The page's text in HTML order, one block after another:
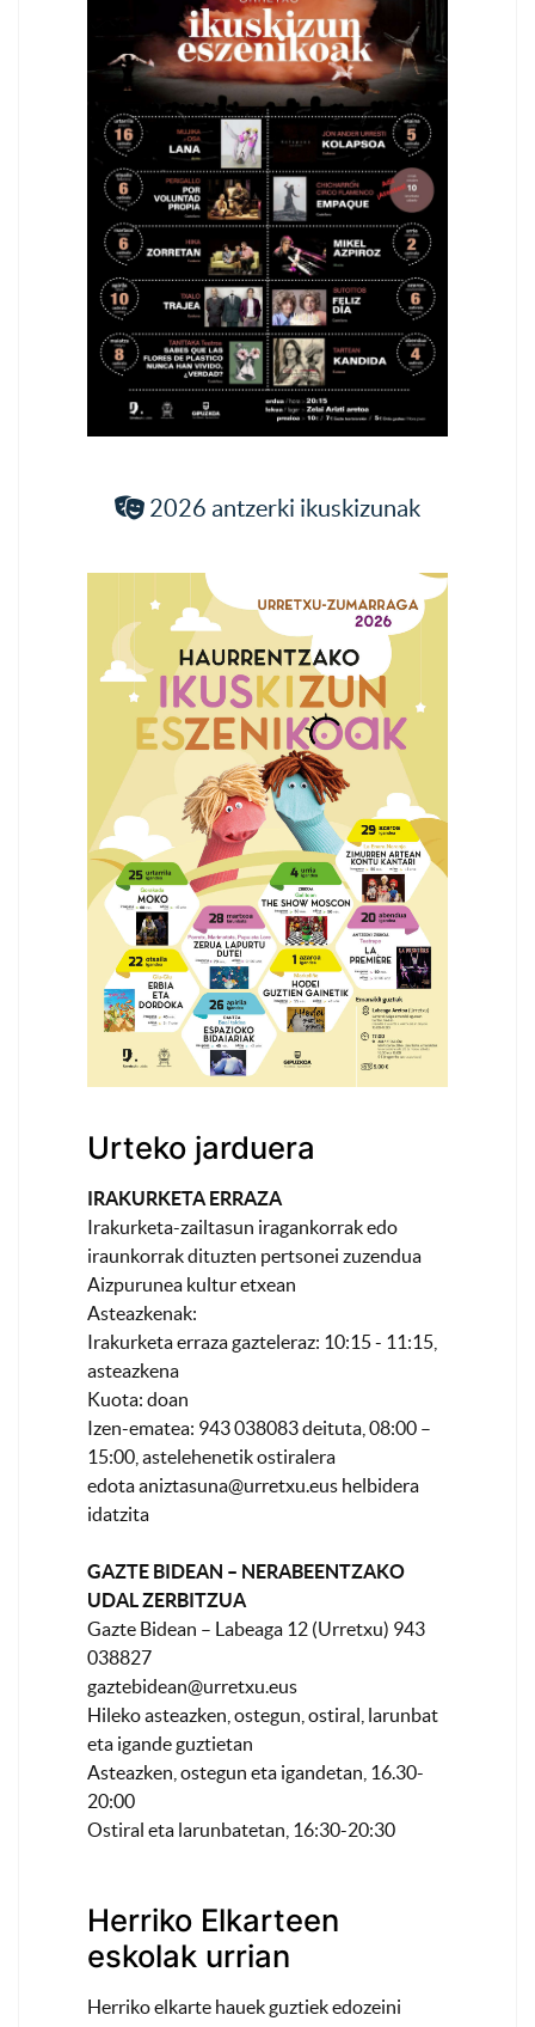
2026 antzerki ikuskizunak
Urteko jarduera
IRAKURKETA ERRAZA
Irakurketa-zailtasun iragankorrak edo
iraunkorrak dituzten pertsonei zuzendua
Aizpurunea kultur etxean
Asteazkenak:
Irakurketa erraza gazteleraz: 10:15 - 11:15,
asteazkena
Kuota: doan
Izen-ematea: 943 038083 deituta, 08:00 –
15:00, astelehenetik ostiralera
edotaaniztasuna@urretxu.eus helbidera
idatzita
GAZTE BIDEAN – NERABEENTZAKO
UDAL ZERBITZUA
Gazte Bidean – Labeaga 12 (Urretxu) 943
038827
gaztebidean@urretxu.eus
Hileko asteazken, ostegun, ostiral, larunbat
eta igande guztietan
Asteazken, ostegun eta igandetan, 16.30-
20:00
Ostiral eta larunbatetan, 16:30-20:30
Herriko Elkarteen
eskolak urrian
Herriko elkarte hauek guztiek edozeini